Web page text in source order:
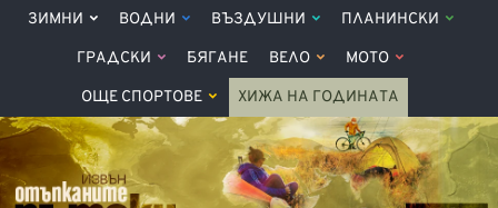
ЗИМНИ ВОДНИ ВЪЗДУШНИ ПЛАНИНСКИ
ГРАДСКИ БЯГАНЕ ВЕЛО МОТО
ОЩЕ СПОРТОВЕ ХИЖА НА ГОДИНАТА